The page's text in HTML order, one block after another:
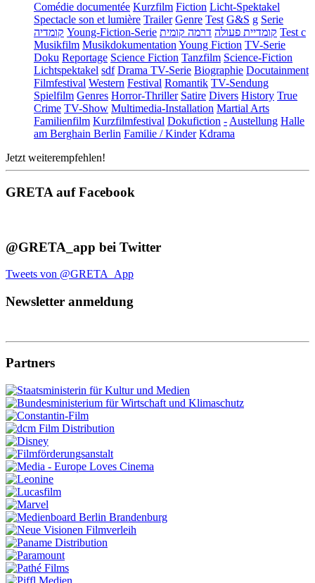
Comédie documentée Kurzfilm Fiction Licht-Spektakel
Spectacle son et lumière Trailer Genre Test G&S g Serie
קומדיה Young-Fiction-Serie קומדיית פעולה דרמה קומית
Test c
Musikfilm MusikdokumentationYoung Fiction TV-Serie
Doku Reportage Science Fiction Tanzfilm Science-Fiction
Lichtspektakel sdf Drama TV-Serie Biographie Docutainment
Filmfestival Western Festival Romantik TV-Sendung
Spielfilm Genres Horror-Thriller Satire Divers History True
Crime TV-Show Multimedia-Installation Martial Arts
Familienfilm Kurzfilmfestival Dokufiction -Austellung Halle
am Berghain Berlin Familie / Kinder Kdrama
Jetzt weiterempfehlen!
GRETA auf Facebook
@GRETA_app bei Twitter
Tweets von @GRETA_App
Newsletter anmeldung
Partners